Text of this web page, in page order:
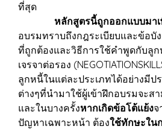
ที่สุด
หลักสูตรนี้ถูกออกแบบมา
อบรมทราบถึงกฎระเบียบและข้อ
ที่ถูกต้องและวิธีการใช้คำพูดกับลู
เจรจาต่อรอง
ลูกหนี้ในแต่ละประเภทได้อย่างมี
ต่างๆที่นำมาใช้ผู้เข้าฝึกอบรมจะส
และในบางครั้งหากเกิดข้อโต้แย้ง
ปัญหาเฉพาะหน้า ต้องใช้ทักษะใน